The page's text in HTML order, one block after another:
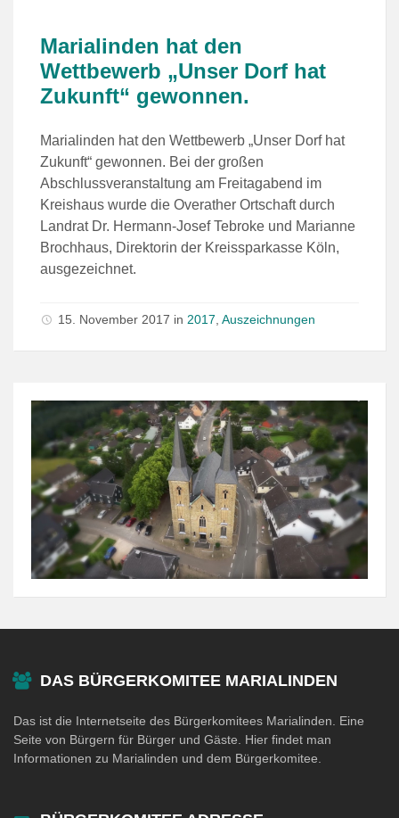
Marialinden hat den
Wettbewerb „Unser Dorf hat
Zukunft“ gewonnen.
Marialinden hat den Wettbewerb „Unser Dorf hat
Zukunft“ gewonnen. Bei der großen
Abschlussveranstaltung am Freitagabend im
Kreishaus wurde die Overather Ortschaft durch
Landrat Dr. Hermann-Josef Tebroke und Marianne
Brochhaus, Direktorin der Kreissparkasse Köln,
ausgezeichnet.
15. November 2017 in 2017, Auszeichnungen
DAS BÜRGERKOMITEE MARIALINDEN
Das ist die Internetseite des Bürgerkomitees Marialinden. Eine
Seite von Bürgern für Bürger und Gäste. Hier findet man
Informationen zu Marialinden und dem Bürgerkomitee.